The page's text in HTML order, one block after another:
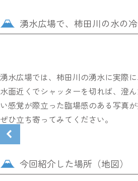
湧水広場で、柿田川の水の
湧水広場では、柿田川の湧水に実際
水面近くでシャッターを切れば、澄
い感覚が際立った臨場感のある写真
ぜひ立ち寄ってみてください。
今回紹介した場所（地図）